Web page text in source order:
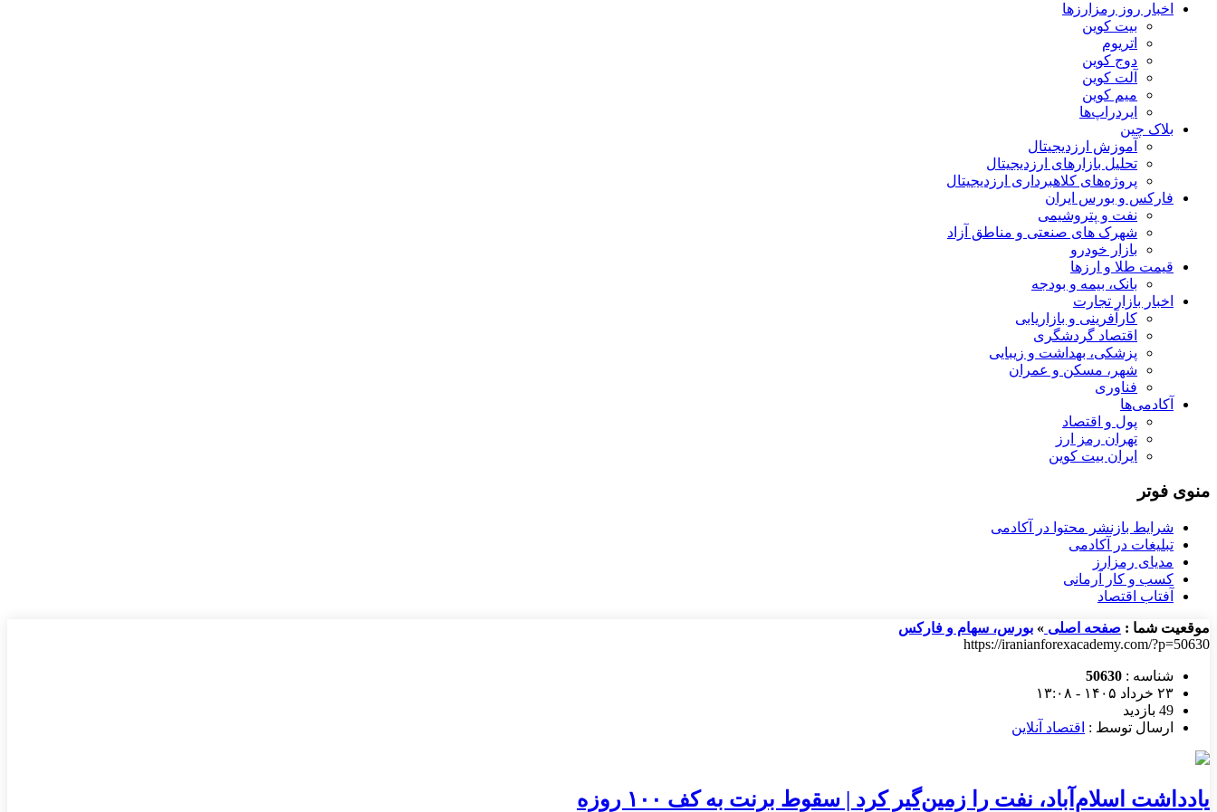
اخبار روز رمزارزها
بیت کوین
اتریوم
دوج کوین
آلت کوین
میم کوین‌
ایردراپ‌ها
بلاک چین
آموزش ارزدیجیتال
تحلیل بازارهای ارزدیجیتال
پروژه‌های کلاهبرداری ارزدیجیتال
فارکس و بورس ایران
نفت و پتروشیمی
شهرک های صنعتی و مناطق آزاد
بازار خودرو
قیمت طلا و ارزها
بانک، بیمه و بودجه
اخبار بازار تجارت
کارآفرینی و بازاریابی
اقتصاد گردشگری
پزشکی، بهداشت و زیبایی
شهر، مسکن و عمران
فناوری
آکادمی‌ها
پول و اقتصاد
تهران رمز ارز
ایران بیت کوین
منوی فوتر
شرایط بازنشر محتوا در آکادمی
تبلیغات در آکادمی
مدیای رمزارز
کسب و کار آرمانی
آفتاب اقتصاد
موقعیت شما : صفحه اصلی » بورس، سهام و فارکس
https://iranianforexacademy.com/?p=50630
شناسه : 50630
۲۳ خرداد ۱۴۰۵ - ۱۳:۰۸
49 بازدید
ارسال توسط : اقتصاد آنلاین
یادداشت اسلام‌آباد، نفت را زمین‌گیر کرد | سقوط برنت به کف ۱۰۰ روزه